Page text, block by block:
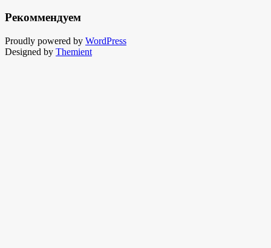
Рекоммендуем
Proudly powered by WordPress
Designed by Themient